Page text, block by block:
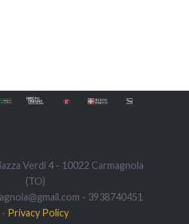
Verdi 4 - 10022 Carmagnola
(TO)
- 3938740451
- Privacy Policy